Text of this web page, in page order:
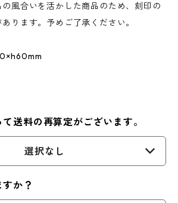
の風合いを活かした商品のため、刻印の
ります。予めご了承ください。
送料の再算定がございます。
選択なし
か？